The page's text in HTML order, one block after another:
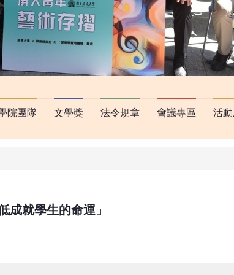
院團隊 文學獎 法令規章 會議專區 活
成就學生的命運」